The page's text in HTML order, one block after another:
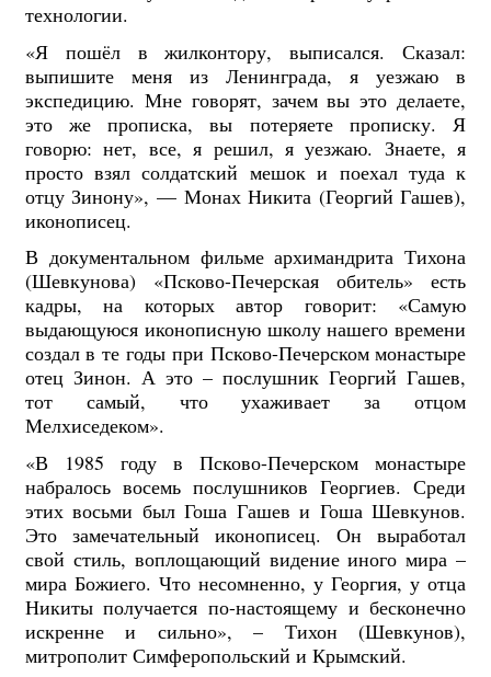
технологии.
«Я пошёл в жилконтору, выписался. Сказал:
выпишите меня из Ленинграда, я уезжаю в
экспедицию. Мне говорят, зачем вы это делаете,
это же прописка, вы потеряете прописку. Я
говорю: нет, все, я решил, я уезжаю. Знаете, я
просто взял солдатский мешок и поехал туда к
отцу Зинону», — Монах Никита (Георгий Гашев),
иконописец.
В документальном фильме архимандрита Тихона
(Шевкунова) «Псково-Печерская обитель» есть
кадры, на которых автор говорит: «Самую
выдающуюся иконописную школу нашего времени
создал в те годы при Псково-Печерском монастыре
отец Зинон. А это – послушник Георгий Гашев,
тот самый, что ухаживает за отцом
Мелхиседеком».
«В 1985 году в Псково-Печерском монастыре
набралось восемь послушников Георгиев. Среди
этих восьми был Гоша Гашев и Гоша Шевкунов.
Это замечательный иконописец. Он выработал
свой стиль, воплощающий видение иного мира –
мира Божиего. Что несомненно, у Георгия, у отца
Никиты получается по-настоящему и бесконечно
искренне и сильно», – Тихон (Шевкунов),
митрополит Симферопольский и Крымский.